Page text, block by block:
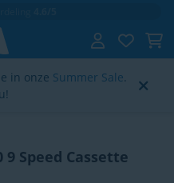
in onze Summer Sale.
9 Speed Cassette